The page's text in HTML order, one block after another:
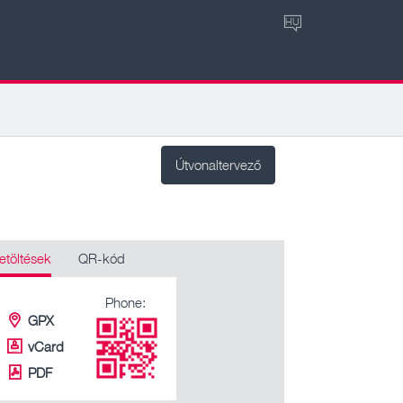
HU
Útvonaltervező
QR-kód
GPX
vCard
PDF
Phone: